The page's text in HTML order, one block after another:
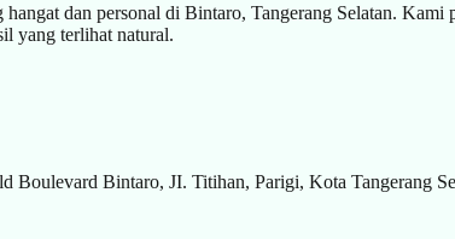
dan personal di Bintaro, Tangerang Selatan.
yang terlihat natural.
Boulevard Bintaro, JI. Titihan, Parigi, Kota Tangerang